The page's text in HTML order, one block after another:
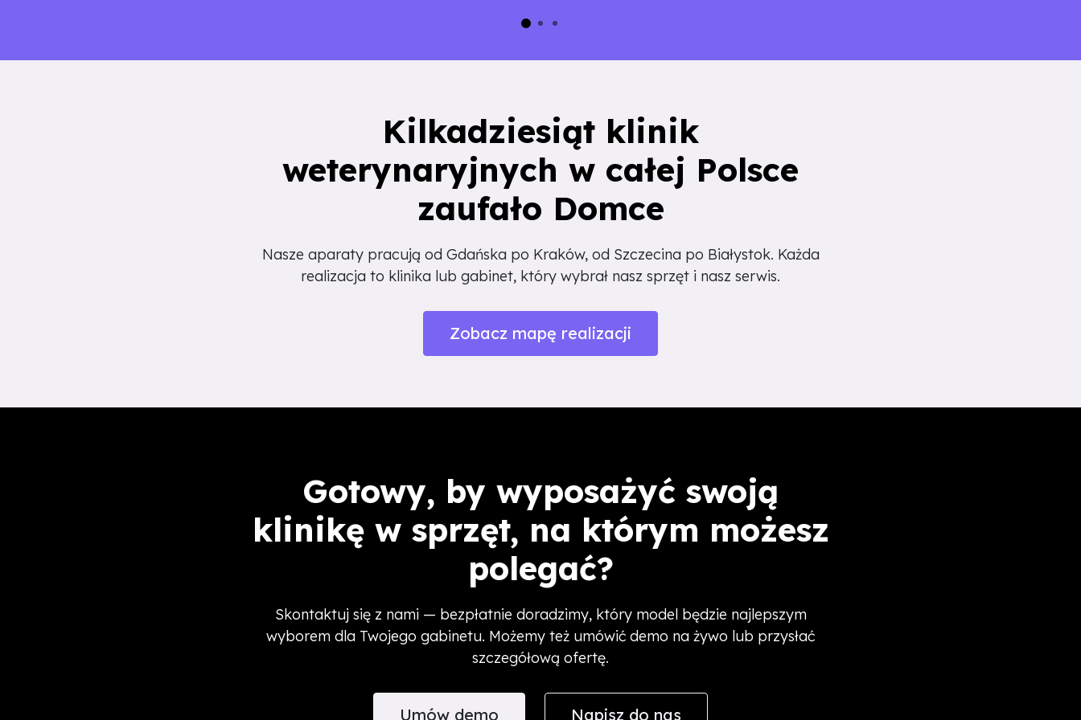
Kilkadziesiąt klinik
weterynaryjnych w całej Polsce
zaufało Domce
Nasze aparaty pracują od Gdańska po Kraków, od Szczecina po Białystok. Każda
realizacja to klinika lub gabinet, który wybrał nasz sprzęt i nasz serwis.
Zobacz mapę realizacji
Gotowy, by wyposażyć swoją
klinikę w sprzęt, na którym możesz
polegać?
Skontaktuj się z nami — bezpłatnie doradzimy, który model będzie najlepszym
wyborem dla Twojego gabinetu. Możemy też umówić demo na żywo lub przysłać
szczegółową ofertę.
Umów demo Napisz do nas